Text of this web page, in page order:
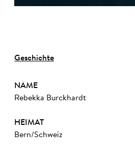
Geschichte
NAME
Rebekka Burckhardt
HEIMAT
Bern/Schweiz